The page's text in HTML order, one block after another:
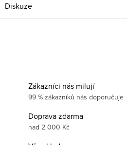
Diskuze
Zákazníci nás milují
99 % zákazníků nás doporučuje
Doprava zdarma
nad 2 000 Kč